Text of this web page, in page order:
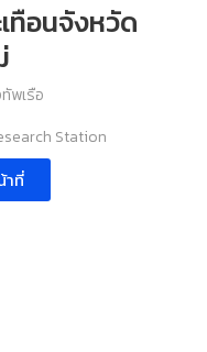
ทือนจังหวัด
พเรือ
Station
าที่